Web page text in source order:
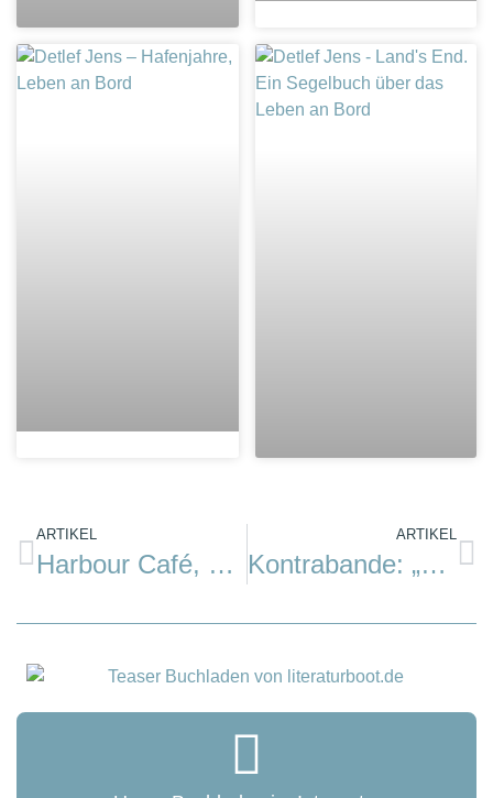
ARTIKEL
Harbour Café, Groningen
ARTIKEL
Kontrabande: „Bohre dich spitz in den Markt!“